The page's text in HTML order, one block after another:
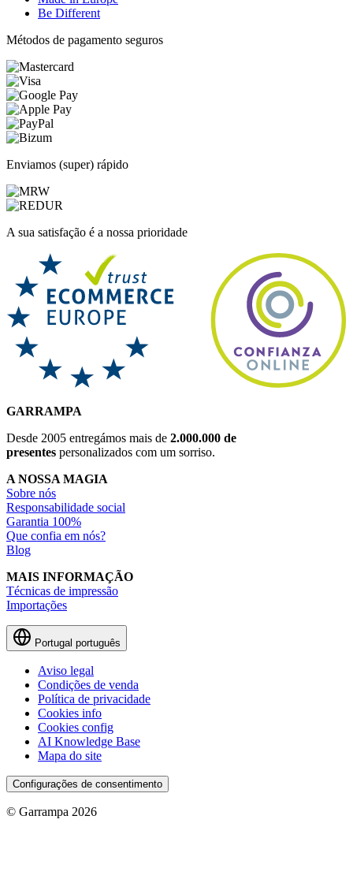
Be Different
Métodos de pagamento seguros
Enviamos (super) rápido
A sua satisfação é a nossa prioridade
GARRAMPA
Desde 2005 entregámos mais de 2.000.000 de
presentes personalizados com um sorriso.
A NOSSA MAGIA
Sobre nós
Responsabilidade social
Garantia 100%
Que confia em nós?
Blog
MAIS INFORMAÇÃO
Técnicas de impressão
Importações
Portugal português
Aviso legal
Condições de venda
Política de privacidade
Cookies info
Cookies config
AI Knowledge Base
Mapa do site
Configurações de consentimento
© Garrampa 2026